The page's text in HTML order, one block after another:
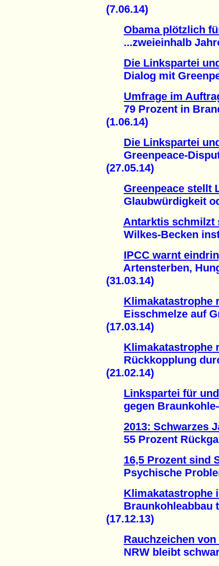
(7.06.14)
Obama plötzlich
...zweieinhalb
Die Linkspartei
Dialog mit
Umfrage im
79 Prozent in
(1.06.14)
Die Linkspartei
Greenpeace-
(27.05.14)
Greenpeace stellt
Glaubwürdigkeit
Antarktis schmilzt
Wilkes-Becken
IPCC warnt
Artensterben,
(31.03.14)
Klimakatastrophe
Eisschmelze auf
(17.03.14)
Klimakatastrophe
Rückkopplung
(21.02.14)
Linkspartei für und
gegen Braunkohle-
2013: Schwarzes
55 Prozent
16,5 Prozent sind
Psychische
Klimakatastrophe
Braunkohleabbau
(17.12.13)
Rauchzeichen
NRW bleibt